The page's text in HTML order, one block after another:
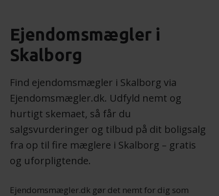
Ejendomsmægler i
Skalborg
Find ejendomsmægler i Skalborg via
Ejendomsmægler.dk. Udfyld nemt og
hurtigt skemaet, så får du
salgsvurderinger og tilbud på dit boligsalg
fra op til fire mæglere i Skalborg – gratis
og uforpligtende.
Ejendomsmægler.dk gør det nemt for dig som